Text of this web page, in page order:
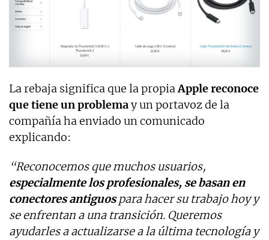
La rebaja significa que la propiaApple reconoce
que tiene un problemay un portavoz de la
compañía ha enviado un comunicado
explicando:
“Reconocemos que muchos usuarios,
especialmente los profesionales, se basan en
conectores antiguospara hacer su trabajo hoy y
se enfrentan a una transición. Queremos
ayudarles a actualizarse a la última tecnología y